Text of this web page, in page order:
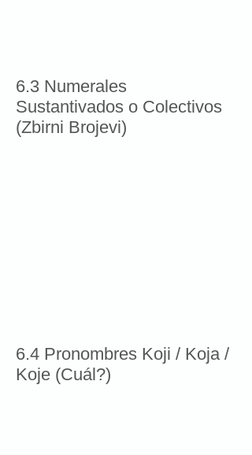
6.3 Numerales
Sustantivados o Colectivos
(Zbirni Brojevi)
6.4 Pronombres Koji / Koja /
Koje (Cuál?)